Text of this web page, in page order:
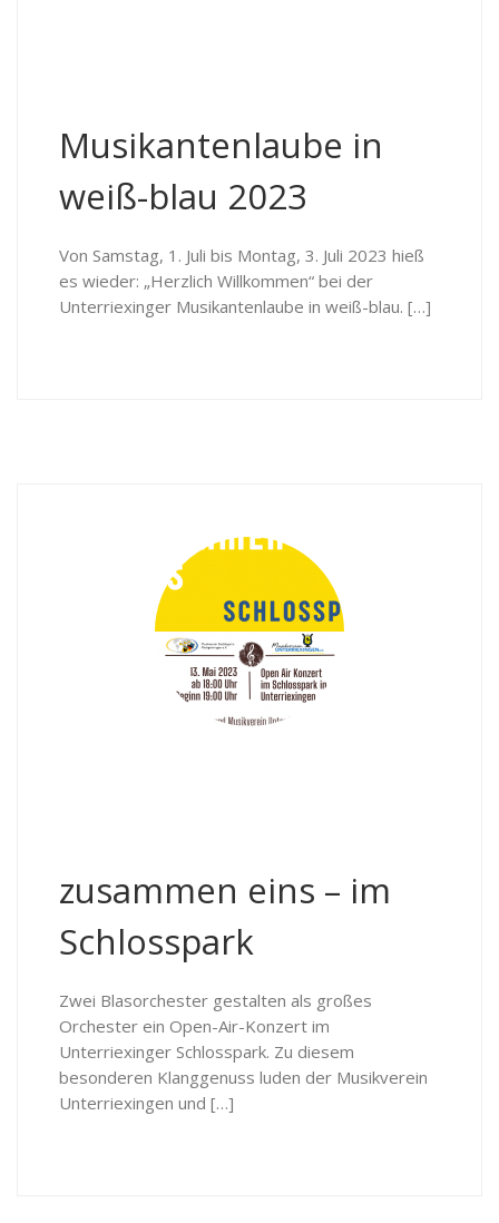
Musikantenlaube in
weiß-blau 2023
Von Samstag, 1. Juli bis Montag, 3. Juli 2023 hieß
es wieder: „Herzlich Willkommen“ bei der
Unterriexinger Musikantenlaube in weiß-blau. […]
zusammen eins – im
Schlosspark
Zwei Blasorchester gestalten als großes
Orchester ein Open-Air-Konzert im
Unterriexinger Schlosspark. Zu diesem
besonderen Klanggenuss luden der Musikverein
Unterriexingen und […]